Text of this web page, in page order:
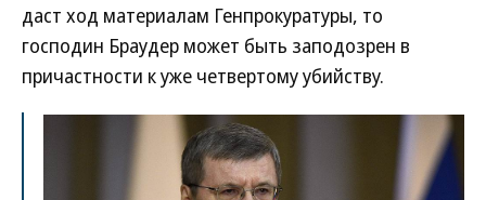
даст ход материалам Генпрокуратуры, то
господин Браудер может быть заподозрен в
причастности к уже четвертому убийству.